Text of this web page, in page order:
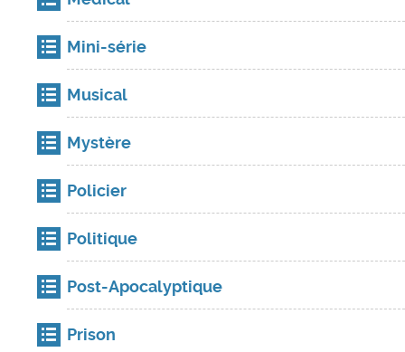
Mini-série
Musical
Mystère
Policier
Politique
Post-Apocalyptique
Prison